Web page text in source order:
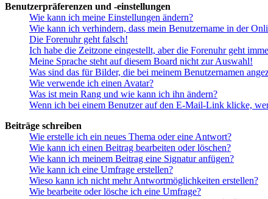
Benutzerpräferenzen und -einstellungen
Wie kann ich meine Einstellungen ändern?
Wie kann ich verhindern, dass mein Benutzername in der
Die Forenuhr geht falsch!
Ich habe die Zeitzone eingestellt, aber die Forenuhr geht
Meine Sprache steht auf diesem Board nicht zur Auswahl!
Was sind das für Bilder, die bei meinem Benutzernamen
Wie verwende ich einen Avatar?
Was ist mein Rang und wie kann ich ihn ändern?
Wenn ich bei einem Benutzer auf den E-Mail-Link klicke,
Beiträge schreiben
Wie erstelle ich ein neues Thema oder eine Antwort?
Wie kann ich einen Beitrag bearbeiten oder löschen?
Wie kann ich meinem Beitrag eine Signatur anfügen?
Wie kann ich eine Umfrage erstellen?
Wieso kann ich nicht mehr Antwortmöglichkeiten erstellen?
Wie bearbeite oder lösche ich eine Umfrage?